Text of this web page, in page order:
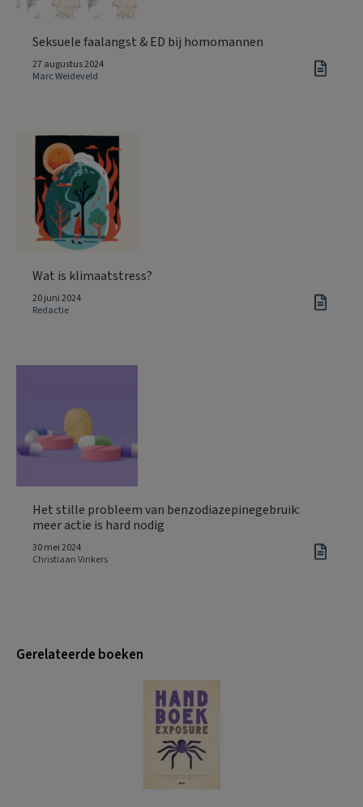
Seksuele faalangst & ED bij homomannen
27 augustus 2024
Marc Weideveld
Wat is klimaatstress?
20 juni 2024
Redactie
Het stille probleem van benzodiazepinegebruik:
meer actie is hard nodig
30 mei 2024
Christiaan Vinkers
Gerelateerde boeken